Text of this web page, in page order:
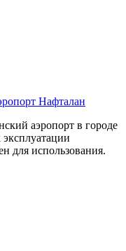
Нафталан
аэропорт в городе
для использования.